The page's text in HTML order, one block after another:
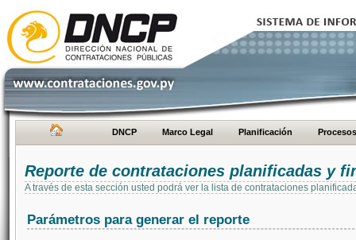
DNCP Marco Legal Planificación Procesos
Reporte de contrataciones planificadas y
A través de esta sección usted podrá ver la lista de contrataciones
Parámetros para generar el reporte